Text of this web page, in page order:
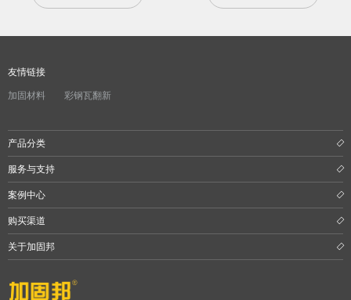
友情链接
加固材料
彩钢瓦翻新
产品分类
服务与支持
案例中心
购买渠道
关于加固邦